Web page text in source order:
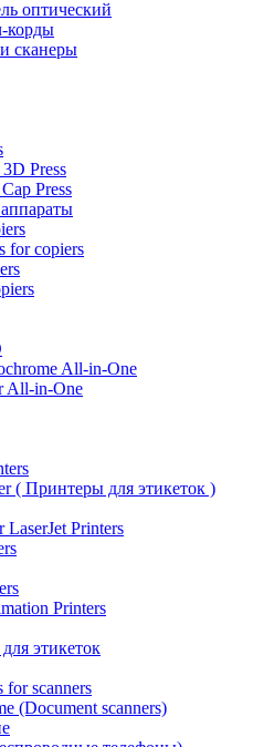
оптический
корды
сканеры
3D Press
Press
for copiers
All-in-One
All-in-One
( Принтеры для этикеток )
LaserJet Printers
Printers
этикеток
for scanners
(Document scanners)